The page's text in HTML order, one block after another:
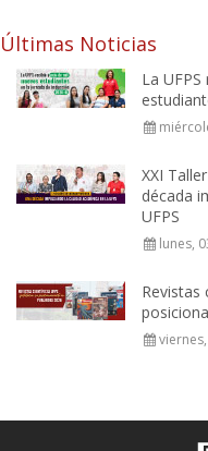
Últimas Noticias
La
XXI
década
UFPS
lunes,
Revistas